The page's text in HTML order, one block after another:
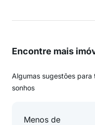
Encontre mais
Algumas sugestões
sonhos
Menos de